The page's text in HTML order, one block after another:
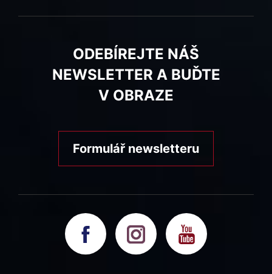
ODEBÍREJTE NÁŠ
NEWSLETTER A BUĎTE
V OBRAZE
Formulář newsletteru